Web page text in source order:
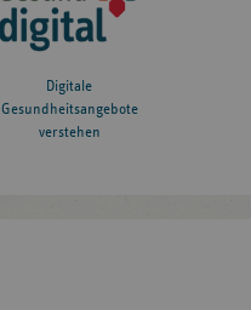
Digitale
Gesundheitsangebote
verstehen